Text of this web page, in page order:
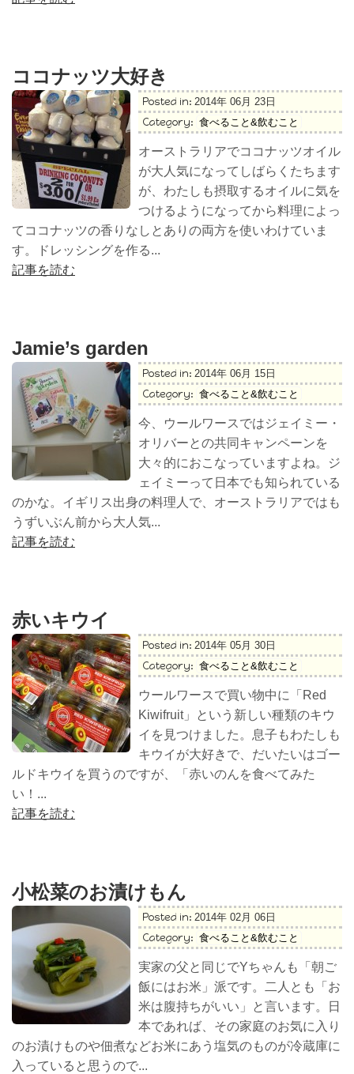
ココナッツ大好き
Posted in: 2014年 06月 23日
Category: 食べること&飲むこと
オーストラリアでココナッツオイル
が大人気になってしばらくたちます
が、わたしも摂取するオイルに気を
つけるようになってから料理によっ
てココナッツの香りなしとありの両方を使いわけていま
す。ドレッシングを作る...
記事を読む
Jamie’s garden
Posted in: 2014年 06月 15日
Category: 食べること&飲むこと
今、ウールワースではジェイミー・
オリバーとの共同キャンペーンを
大々的におこなっていますよね。ジ
ェイミーって日本でも知られている
のかな。イギリス出身の料理人で、オーストラリアではも
うずいぶん前から大人気...
記事を読む
赤いキウイ
Posted in: 2014年 05月 30日
Category: 食べること&飲むこと
ウールワースで買い物中に「Red
Kiwifruit」という新しい種類のキウ
イを見つけました。息子もわたしも
キウイが大好きで、だいたいはゴー
ルドキウイを買うのですが、「赤いのんを食べてみた
い！...
記事を読む
小松菜のお漬けもん
Posted in: 2014年 02月 06日
Category: 食べること&飲むこと
実家の父と同じでYちゃんも「朝ご
飯にはお米」派です。二人とも「お
米は腹持ちがいい」と言います。日
本であれば、その家庭のお気に入り
のお漬けものや佃煮などお米にあう塩気のものが冷蔵庫に
入っていると思うので...